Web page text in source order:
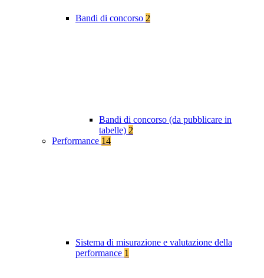
Bandi di concorso 2
Bandi di concorso (da pubblicare in
tabelle) 2
Performance 14
Sistema di misurazione e valutazione della
performance 1